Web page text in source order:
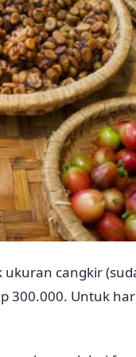
cangkir
300.000. Untuk